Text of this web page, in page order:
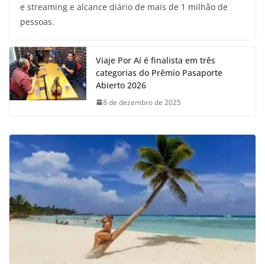
e streaming e alcance diário de mais de 1 milhão de
pessoas.
Viaje Por Aí é finalista em três
categorias do Prêmio Pasaporte
Abierto 2026
8 de dezembro de 2025